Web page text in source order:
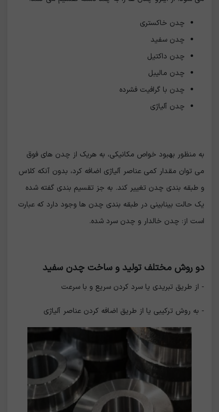
چدن خاکستری
چدن سفید
چدن داکتیل
چدن مالیبل
چدن با گرافیت فشرده
چدن آلیاژی
به منظور بهبود خواص مکانیکی، به هریک از چدن های فوق
می توان مقدار کمی عناصر آلیاژی اضافه کرد، بدون آنکه کلاس
و طبقه بندی چدن تغییر کند. به جز تقسیم بندی گفته شده
یک حالت بینابینی در طبقه بندی چدن ها وجود دارد که عبارت
است از: چدن خالدار و چدن سرد شده.
دو روش مختلف تولید و ساخت چدن سفید
- از طریق تبریدی یا سرد کردن سریع و با سرعت
- به روش ترکیبی یا از طریق اضافه کردن عناصر آلیاژی